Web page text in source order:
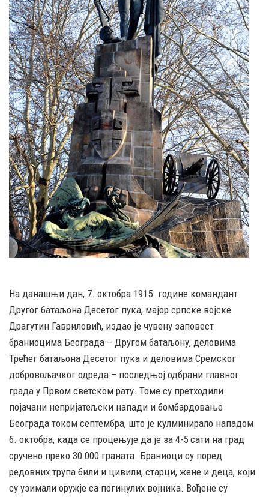
На данашњи дан, 7. октобра 1915. године командант
Другог батаљона Десетог пука, мајор српске војске
Драгутин Гавриловић, издао је чувену заповест
браниоцима Београда – Другом батаљону, деловима
Трећег батаљона Десетог пука и деловима Сремског
добровољачког одреда – последњој одбрани главног
града у Првом светском рату. Томе су претходили
појачани непријатељски напади и бомбардовање
Београда током септембра, што је кулминирало нападом
6. октобра, када се процењује да је за 4-5 сати на град
сручено преко 30 000 граната. Браниоци су поред
редовних трупа били и цивили, старци, жене и деца, који
су узимали оружје са погинулих војника. Вођене су